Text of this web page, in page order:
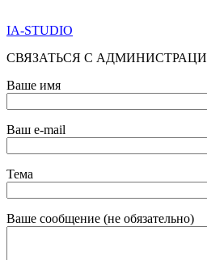
IA-STUDIO
СВЯЗАТЬСЯ С
Ваше имя
Ваш e-mail
Тема
Ваше сообщение (не обязательно)